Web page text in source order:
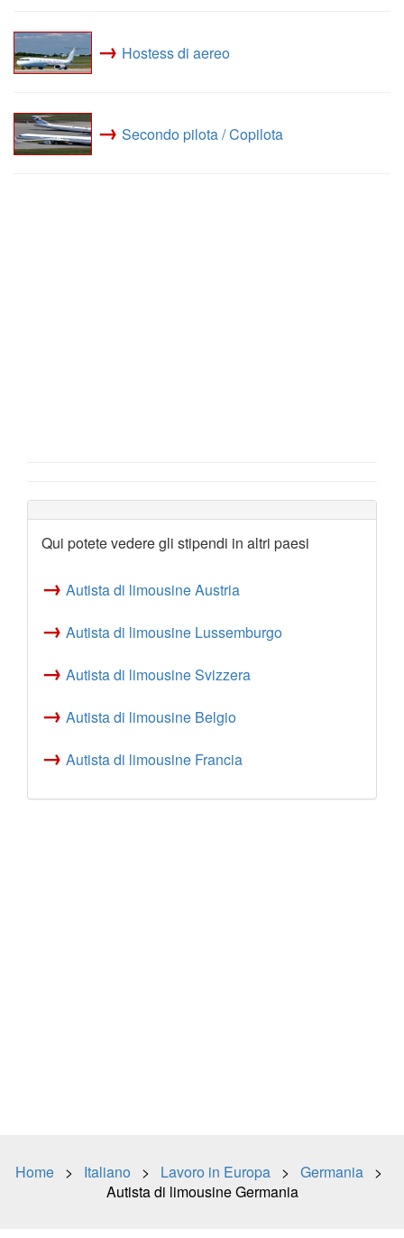
→ Hostess di aereo
→ Secondo pilota / Copilota
Qui potete vedere gli stipendi in altri paesi
→ Autista di limousine Austria
→ Autista di limousine Lussemburgo
→ Autista di limousine Svizzera
→ Autista di limousine Belgio
→ Autista di limousine Francia
Home> Italiano > Lavoro in Europa> Germania>
Autista di limousine Germania